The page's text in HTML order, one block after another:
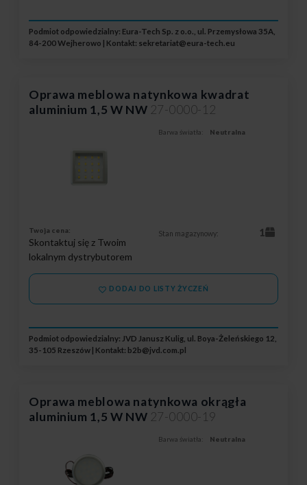
Podmiot odpowiedzialny: Eura-Tech Sp. z o.o., ul. Przemysłowa 35A,
84-200 Wejherowo | Kontakt: sekretariat@eura-tech.eu
Oprawa meblowa natynkowa kwadrat
aluminium 1,5 W NW 27-0000-12
Barwa światła: Neutralna
Twoja cena:
Skontaktuj się z Twoim
lokalnym dystrybutorem
Stan magazynowy: 1
DODAJ DO LISTY ŻYCZEŃ
Podmiot odpowiedzialny: JVD Janusz Kulig, ul. Boya-Żeleńskiego 12,
35-105 Rzeszów | Kontakt: b2b@jvd.com.pl
Oprawa meblowa natynkowa okrągła
aluminium 1,5 W NW 27-0000-19
Barwa światła: Neutralna